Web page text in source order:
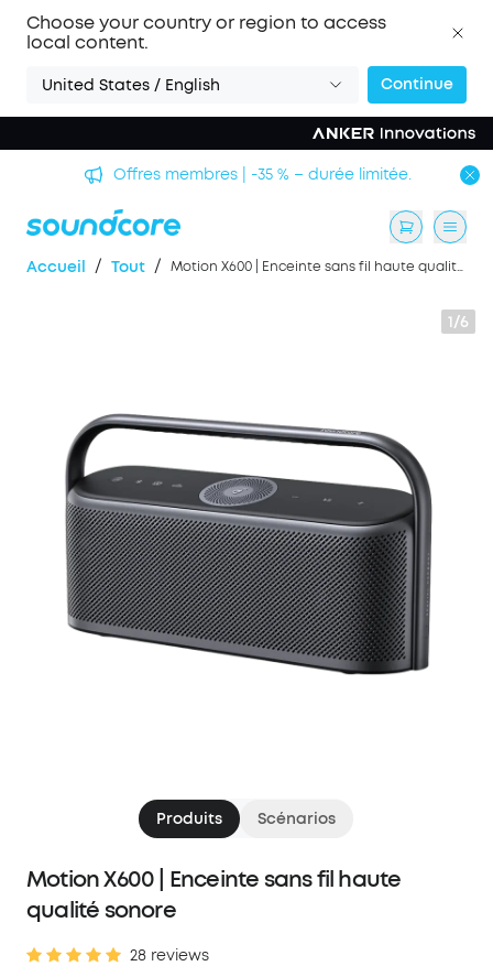
Choose your country or region to access
local content.
United States / English Continue
Offres membres | -35 % – durée limitée.
Accueil / Tout / Motion X600 | Enceinte sans fil haute qualité sonore
1/6
Produits Scénarios
Motion X600 | Enceinte sans fil haute
qualité sonore
28 reviews